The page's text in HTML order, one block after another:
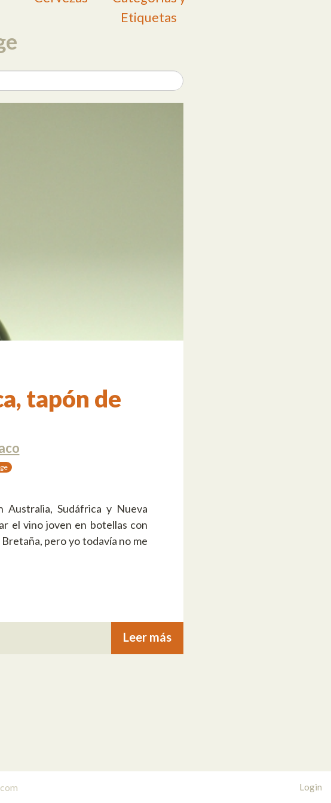
Etiquetas
tapón de
Australia, Sudáfrica y Nueva
el vino joven en botellas con
pero yo todavía no me
Leer más
Login